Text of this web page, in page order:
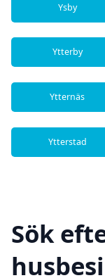
Ysby
Ytterby
Ytternäs
Ytterstad
Sök